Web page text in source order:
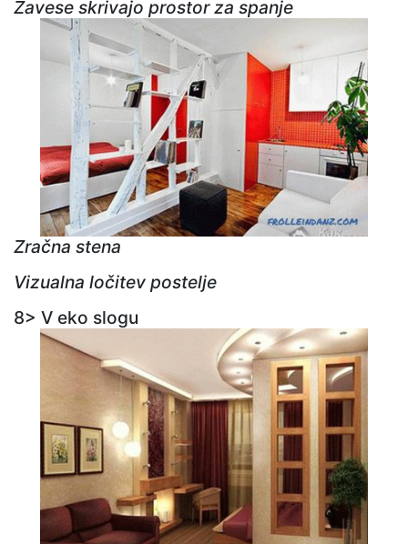
Zavese skrivajo prostor za spanje
Zračna stena
Vizualna ločitev postelje
8> V eko slogu